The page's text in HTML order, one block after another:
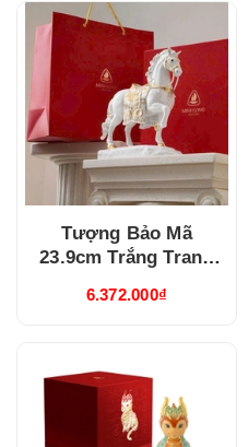
Tượng Bảo Mã
23.9cm Trắng Trang
6.372.000₫